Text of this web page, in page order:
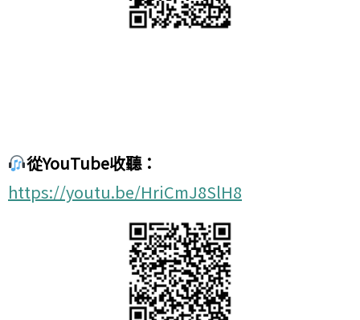
從YouTube收聽：
https://youtu.be/HriCmJ8SlH8